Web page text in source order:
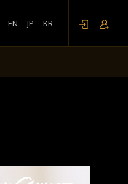
EN JP KR